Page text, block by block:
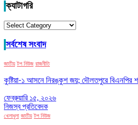
ক্যাটাগরি
ক্যাটাগরি
সর্বশেষ সংবাদ
জাতীয় টপ নিউজ রাজনীতি
কুষ্টিয়া-১ আসনে নিরঙ্কুশ জয়; দৌলতপুরে বিএনপির
ফেব্রুয়ারি ১৫, ২০২৬
নিজস্ব প্রতিবেদক
খেলাধুলা জাতীয় টপ নিউজ